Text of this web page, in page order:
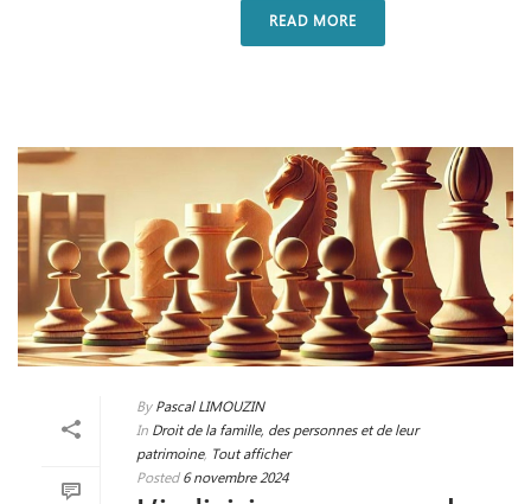
READ MORE
By Pascal LIMOUZIN
In Droit de la famille, des personnes et de leur
patrimoine, Tout afficher
Posted 6 novembre 2024